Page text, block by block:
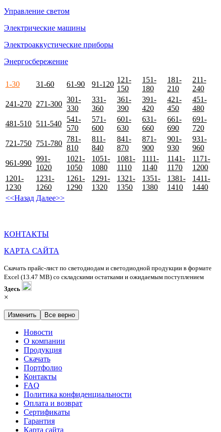
Управление светом
Электрические машины
Электроаккустические приборы
Энергосбережение
1-30 31-60 61-90 91-120
121-
150
151-
180
181-
210
211-
240
241-270 271-300
301-
330
331-
360
361-
390
391-
420
421-
450
451-
480
481-510 511-540
541-
570
571-
600
601-
630
631-
660
661-
690
691-
720
721-750 751-780
781-
810
811-
840
841-
870
871-
900
901-
930
931-
960
961-990
991-
1020
1021-
1050
1051-
1080
1081-
1110
1111-
1140
1141-
1170
1171-
1200
1201-
1230
1231-
1260
1261-
1290
1291-
1320
1321-
1350
1351-
1380
1381-
1410
1411-
1440
<<Назад Далее>>
КОНТАКТЫ
КАРТА САЙТА
Скачать прайс-лист по светодиодам и светодиодной продукции в формате
Excel (13.47 MB) со складскими остатками и ожидаемым поступлением
Здесь
×
Изменить Все верно
Новости
О компании
Продукция
Скачать
Портфолио
Контакты
FAQ
Политика конфиденциальности
Оплата и возврат
Сертификаты
Гарантия
Карта сайта